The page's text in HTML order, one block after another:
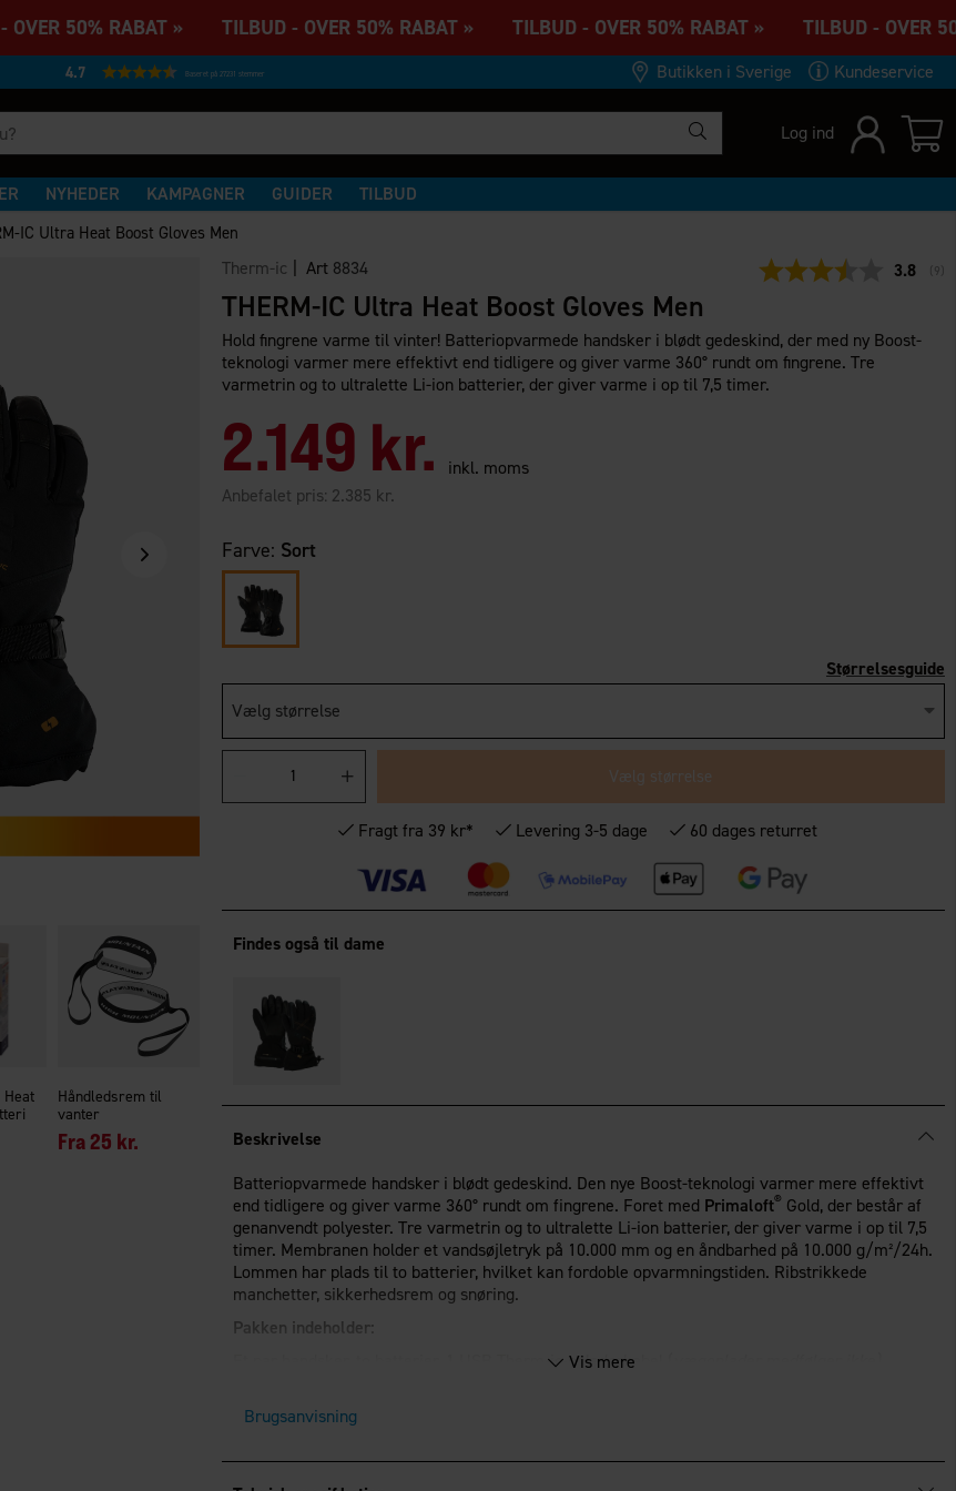
50% RABAT » TILBUD - OVER 50% RABAT » TILBUD - OVER 50% RABAT » TILBUD -
4.7 Baseret på 27231 stemmer Butikken i Sverige Kundeservice
Log ind
NYHEDER KAMPAGNER GUIDER TILBUD
IC Ultra Heat Boost Gloves Men
Håndledsrem til
vanter
Fra 25 kr.
Therm-ic | Art 8834 3.8 (9
THERM-IC Ultra Heat Boost Gloves Men
Hold fingrene varme til vinter! Batteriopvarmede handsker i blødt gedeskind, der med ny Boost-
teknologi varmer mere effektivt end tidligere og giver varme 360° rundt om fingrene. Tre
varmetrin og to ultralette Li-ion batterier, der giver varme i op til 7,5 timer.
2.149 kr.
inkl. moms
Anbefalet pris: 2.385 kr.
Farve: Sort
Størrelsesguide
Vælg størrelse
Vælg størrelse
Fragt fra 39 kr* Levering 3-5 dage 60 dages returret
Findes også til dame
Beskrivelse
Batteriopvarmede handsker i blødt gedeskind. Den nye Boost-teknologi varmer mere effektivt
end tidligere og giver varme 360° rundt om fingrene. Foret med Primaloft® Gold, der består af
genanvendt polyester. Tre varmetrin og to ultralette Li-ion batterier, der giver varme i op til 7,5
timer. Membranen holder et vandsøjletryk på 10.000 mm og en åndbarhed på 10.000 g/m²/24h.
Lommen har plads til to batterier, hvilket kan fordoble opvarmningstiden. Ribstrikkede
manchetter, sikkerhedsrem og snøring.
Pakken indeholder:
Et par handsker, to batterier, 1 USB Therm-ic-opladerkabel (
Specifikationer:
Ægte gedeskind – blødt og robust
Tre varmetrin for en ensartet og skånsom varmefordeling
Vis mere
Brugsanvisning